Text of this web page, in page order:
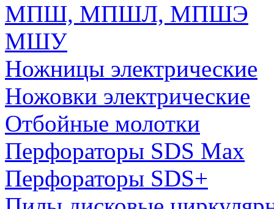
МПШ, МПШЛ, МПШЭ
МШУ
Ножницы электрические
Ножовки электрические
Отбойные молотки
Перфораторы SDS Max
Перфораторы SDS+